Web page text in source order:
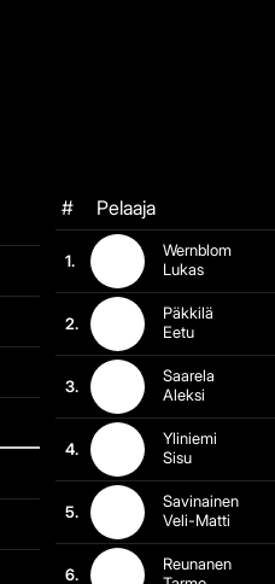
# Pelaaja
1.
Wernblom
Lukas
2.
Päkkilä
Eetu
3.
Saarela
Aleksi
4.
Yliniemi
Sisu
5.
Savinainen
Veli-Matti
6.
Reunanen